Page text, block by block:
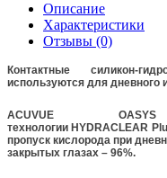
Описание
Характеристики
Отзывы (0)
Контактные силикон-
используются для дневного
ACUVUE
технологии HYDRACLEAR
пропуск кислорода при
закрытых глазах – 96%.